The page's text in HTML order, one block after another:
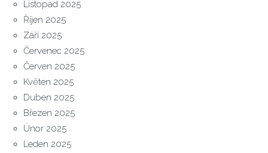
Listopad 2025
Říjen 2025
Září 2025
Červenec 2025
Červen 2025
Květen 2025
Duben 2025
Březen 2025
Únor 2025
Leden 2025